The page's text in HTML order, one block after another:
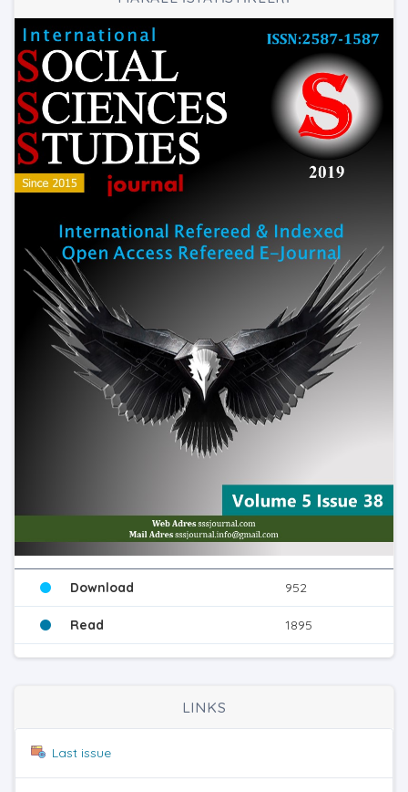
Download 952
Read 1895
LINKS
Last issue